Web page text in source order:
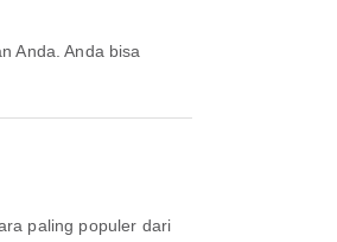
paling populer dari